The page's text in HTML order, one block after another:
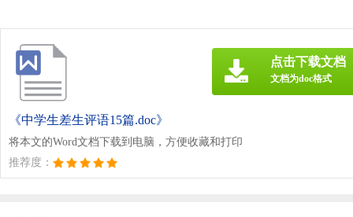
《中学生差生评语15篇.doc》
将本文的Word文档下载到电脑，方便收藏和打印
推荐度：
点击下载文档
文档为doc格式